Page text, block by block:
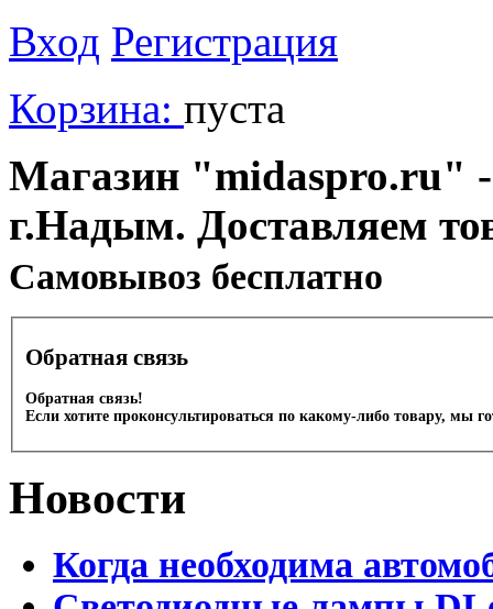
Вход Регистрация
Корзина: пуста
Магазин "midaspro.ru" -
г.Надым. Доставляем
Cамовывоз бесплатно
Обратная связь
Обратная связь!
Если хотите проконсультироваться по какому-либо товару, мы
Новости
Когда необходима